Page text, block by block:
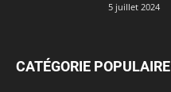
5 juillet 2024
CATÉGORIE POPULAIRE